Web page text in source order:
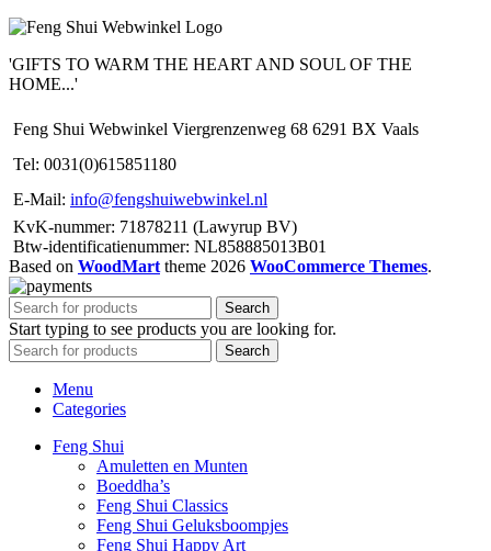
'GIFTS TO WARM THE HEART AND SOUL OF THE
HOME...'
Feng Shui Webwinkel Viergrenzenweg 68 6291 BX Vaals
Tel: 0031(0)615851180
E-Mail: info@fengshuiwebwinkel.nl
KvK-nummer: 71878211 (Lawyrup BV)
Btw-identificatienummer: NL858885013B01
Based on WoodMart theme 2026 WooCommerce Themes.
Search
Start typing to see products you are looking for.
Search
Menu
Categories
Feng Shui
Amuletten en Munten
Boeddha’s
Feng Shui Classics
Feng Shui Geluksboompjes
Feng Shui Happy Art